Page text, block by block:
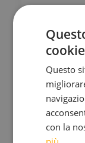
by
Piansi
Kyi. Poi
salvatore
cookie
Questo
con la